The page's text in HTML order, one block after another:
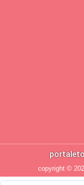
copyright ©